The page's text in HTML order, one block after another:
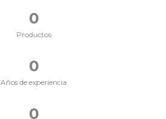
Productos
0
Años de experiencia
0
0